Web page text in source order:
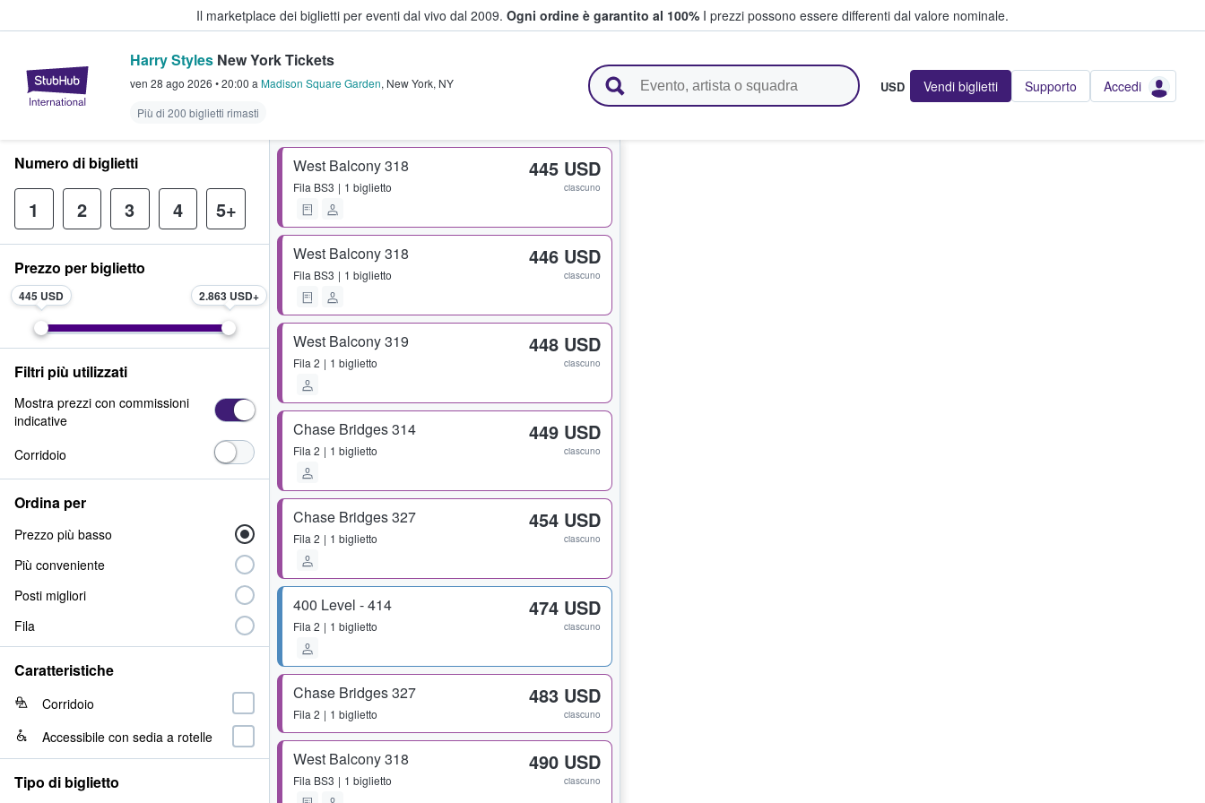
Il marketplace dei biglietti per eventi dal vivo dal 2009. Ogni ordine è garantito al 100% I prezzi possono essere differenti dal valore nominale.
StubHub - Dove i fan comprano e vendono biglietti
Harry Styles New York Tickets
ven 28 ago 2026 •20:00 a Madison Square Garden, New York, NY
Più di 200 biglietti rimasti
USD Vendi biglietti Supporto Accedi
West Balcony 318
Fila BS3 1 biglietto
445 USD
ciascuno
West Balcony 318
Fila BS3 1 biglietto
446 USD
ciascuno
West Balcony 319
Fila 2 1 biglietto
448 USD
ciascuno
Chase Bridges 314
Fila 2 1 biglietto
449 USD
ciascuno
Chase Bridges 327
Fila 2 1 biglietto
454 USD
ciascuno
400 Level - 414
Fila 2 1 biglietto
474 USD
ciascuno
Chase Bridges 327
Fila 2 1 biglietto
483 USD
ciascuno
West Balcony 318
Fila BS3 1 biglietto
490 USD
ciascuno
Numero di biglietti
1 2 3 4 5+
Prezzo per biglietto
445 USD 2.863 USD
Filtri più utilizzati
Mostra prezzi con commissioni
indicative
Corridoio
Ordina per
Prezzo più basso
Più conveniente
Posti migliori
Fila
Caratteristiche
Corridoio
Accessibile con sedia a rotelle
Tipo di biglietto